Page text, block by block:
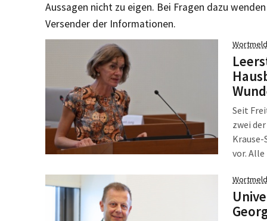
Aussagen nicht zu eigen. Bei Fragen dazu
Versender der Informationen.
Seit
zwei
vor.